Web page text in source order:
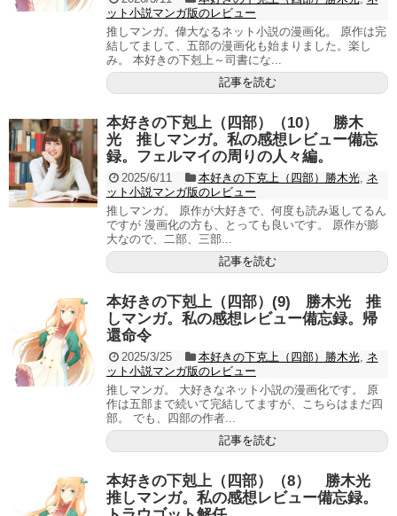
ット小説マンガ版のレビュー
推しマンガ。偉大なるネット小説の漫画化。 原作は完
結してまして、五部の漫画化も始まりました。楽し
み。 本好きの下剋上～司書にな...
記事を読む
本好きの下剋上（四部）（10） 勝木
光 推しマンガ。私の感想レビュー備忘
録。フェルマイの周りの人々編。
2025/6/11 本好きの下克上（四部）勝木光, ネ
ット小説マンガ版のレビュー
推しマンガ。 原作が大好きで、何度も読み返してるん
ですが 漫画化の方も、とっても良いです。 原作が膨
大なので、二部、三部...
記事を読む
本好きの下剋上（四部）(9) 勝木光 推
しマンガ。私の感想レビュー備忘録。帰
還命令
2025/3/25 本好きの下克上（四部）勝木光, ネ
ット小説マンガ版のレビュー
推しマンガ。 大好きなネット小説の漫画化です。 原
作は五部まで続いて完結してますが、こちらはまだ四
部。 でも、四部の作者...
記事を読む
本好きの下剋上（四部）（8） 勝木光
推しマンガ。私の感想レビュー備忘録。